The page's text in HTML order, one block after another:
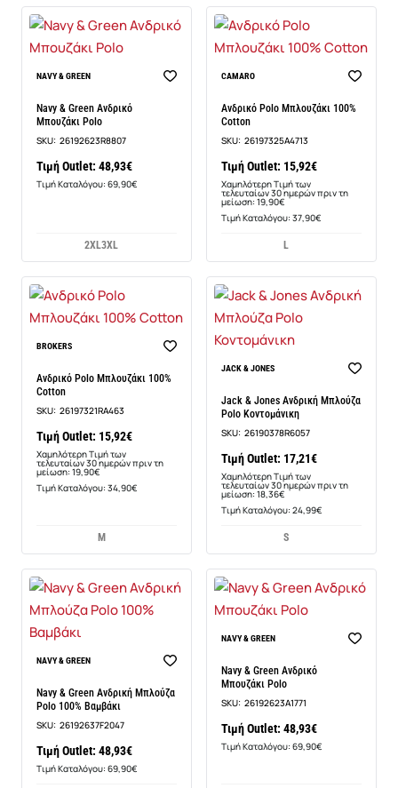
NAVY & GREEN
Navy & Green Ανδρικό
Μπουζάκι Polo
SKU: 26192623R8807
Τιμή Outlet: 48,93€
Τιμή Καταλόγου: 69,90€
2XL3XL
-20%
CAMARO
Ανδρικό Polo Μπλουζάκι 100%
Cotton
SKU: 26197325A4713
Τιμή Outlet: 15,92€
Χαμηλότερη Τιμή των
τελευταίων 30 ημερών πριν τη
μείωση: 19,90€
Τιμή Καταλόγου: 37,90€
L
-20%
BROKERS
Ανδρικό Polo Μπλουζάκι 100%
Cotton
SKU: 26197321RA463
Τιμή Outlet: 15,92€
Χαμηλότερη Τιμή των
τελευταίων 30 ημερών πριν τη
μείωση: 19,90€
Τιμή Καταλόγου: 34,90€
M
-6%
JACK & JONES
Jack & Jones Ανδρική Μπλούζα
Polo Κοντομάνικη
SKU: 26190378R6057
Τιμή Outlet: 17,21€
Χαμηλότερη Τιμή των
τελευταίων 30 ημερών πριν τη
μείωση: 18,36€
Τιμή Καταλόγου: 24,99€
S
NAVY & GREEN
Navy & Green Ανδρική Μπλούζα
Polo 100% Βαμβάκι
SKU: 26192637F2047
Τιμή Outlet: 48,93€
Τιμή Καταλόγου: 69,90€
NAVY & GREEN
Navy & Green Ανδρικό
Μπουζάκι Polo
SKU: 26192623A1771
Τιμή Outlet: 48,93€
Τιμή Καταλόγου: 69,90€